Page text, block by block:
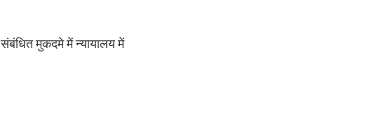
मुकदमे में न्यायालय में